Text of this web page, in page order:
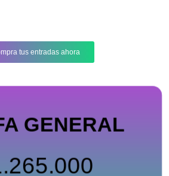
tus entradas ahora
GENERAL